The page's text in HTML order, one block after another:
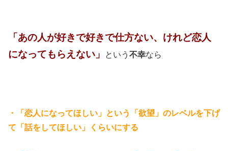
「あの人が好きで好きで仕方ない、けれど恋人
になってもらえない」
という 不幸なら
・「恋人になってほしい」という「欲望」のレベルを下げ
て「話をしてほしい」くらいにする